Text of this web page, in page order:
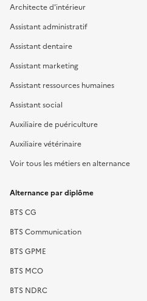
Architecte d'intérieur
Assistant administratif
Assistant dentaire
Assistant marketing
Assistant ressources humaines
Assistant social
Auxiliaire de puériculture
Auxiliaire vétérinaire
Voir tous les métiers en alternance
Alternance par diplôme
BTS CG
BTS Communication
BTS GPME
BTS MCO
BTS NDRC